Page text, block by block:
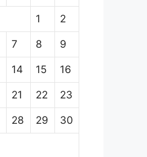
1 2
7 8 9
14 15 16
21 22 23
28 29 30